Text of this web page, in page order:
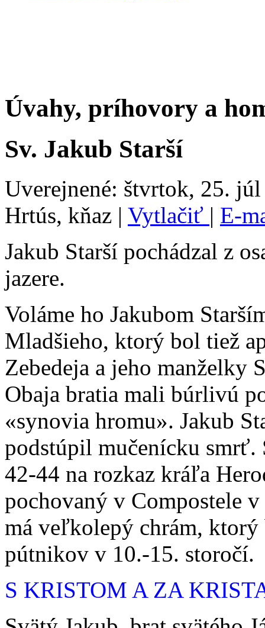
Úvahy, príhovory a
Sv. Jakub Starší
Uverejnené: štvrtok, 25.
Hrtús, kňaz | Vytlačiť | E-
Jakub Starší pochádzal z
jazere.
Voláme ho Jakubom
Mladšieho, ktorý bol tiež
Zebedeja a jeho manželky
Obaja bratia mali búrlivú
«synovia hromu». Jakub
podstúpil mučenícku smrť.
42-44 na rozkaz kráľa
pochovaný v Compostele
má veľkolepý chrám,
pútnikov v 10.-15. storočí.
S KRISTOM A ZA